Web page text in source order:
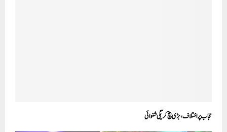
حجاب پر اختلاف، بڑی بنچ کریگی شنوائی